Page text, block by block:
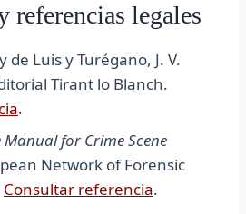
legales
de Luis y Turégano, J. V.
Tirant lo Blanch.
.
Manual for Crime Scene
Network of Forensic
Consultar referencia.